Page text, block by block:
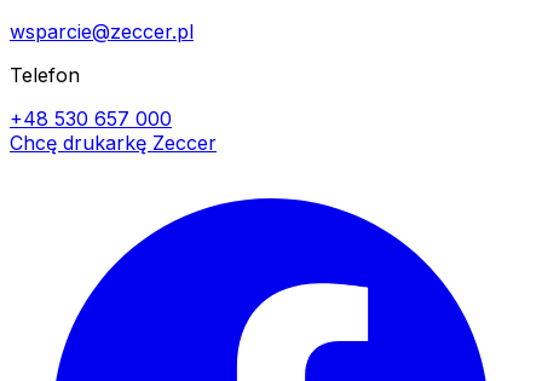
wsparcie@zeccer.pl
Telefon
+48 530 657 000
Chcę drukarkę Zeccer